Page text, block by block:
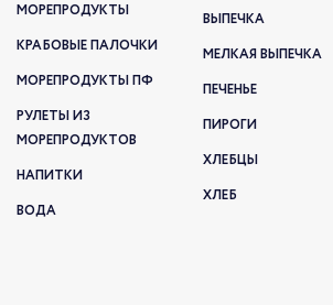
МОРЕПРОДУКТЫ
КРАБОВЫЕ ПАЛОЧКИ
МОРЕПРОДУКТЫ ПФ
РУЛЕТЫ ИЗ
МОРЕПРОДУКТОВ
НАПИТКИ
ВОДА
ВЫПЕЧКА
МЕЛКАЯ ВЫПЕЧКА
ПЕЧЕНЬЕ
ПИРОГИ
ХЛЕБЦЫ
ХЛЕБ